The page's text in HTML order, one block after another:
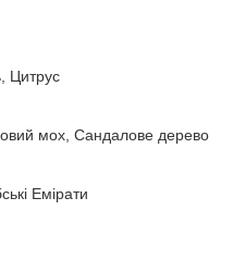
Цитрус
мох, Сандалове дерево
Емірати